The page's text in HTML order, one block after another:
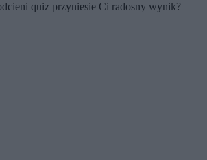
quiz przyniesie Ci radosny wynik?